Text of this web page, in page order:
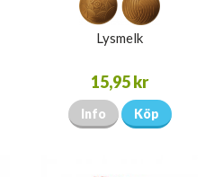
Lysmelk
15,95 kr
Info Köp